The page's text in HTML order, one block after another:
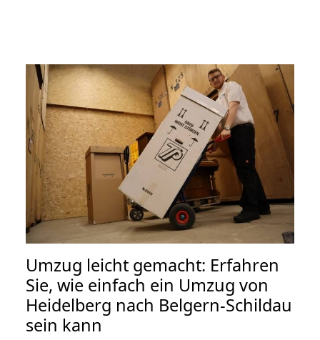
Umzug leicht gemacht: Erfahren
Sie, wie einfach ein Umzug von
Heidelberg nach Belgern-Schildau
sein kann